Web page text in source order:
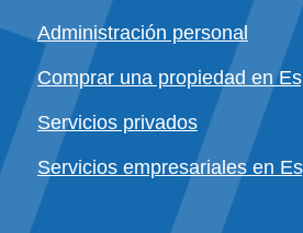
Administración personal
Comprar una propiedad en
Servicios privados
Servicios empresariales en